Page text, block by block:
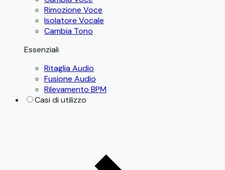
Rimozione Voce
Isolatore Vocale
Cambia Tono
Essenziali
Ritaglia Audio
Fusione Audio
Rilevamento BPM
Casi di utilizzo